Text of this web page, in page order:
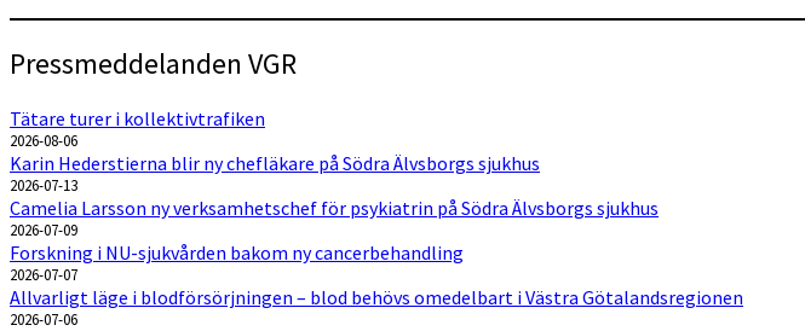
Pressmeddelanden VGR
Tätare turer i kollektivtrafiken
2026-08-06
Karin Hederstierna blir ny chefläkare på Södra Älvsborgs sjukhus
2026-07-13
Camelia Larsson ny verksamhetschef för psykiatrin på Södra Älvsborgs sjukhus
2026-07-09
Forskning i NU-sjukvården bakom ny cancerbehandling
2026-07-07
Allvarligt läge i blodförsörjningen – blod behövs omedelbart i Västra Götalandsregionen
2026-07-06